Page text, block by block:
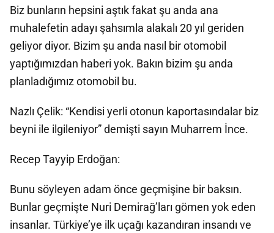
Biz bunların hepsini aştık fakat şu anda ana
muhalefetin adayı şahsımla alakalı 20 yıl geriden
geliyor diyor. Bizim şu anda nasıl bir otomobil
yaptığımızdan haberi yok. Bakın bizim şu anda
planladığımız otomobil bu.
Nazlı Çelik: “Kendisi yerli otonun kaportasındalar biz
beyni ile ilgileniyor” demişti sayın Muharrem İnce.
Recep Tayyip Erdoğan:
Bunu söyleyen adam önce geçmişine bir baksın.
Bunlar geçmişte Nuri Demirağ’ları gömen yok eden
insanlar. Türkiye’ye ilk uçağı kazandıran insandı ve